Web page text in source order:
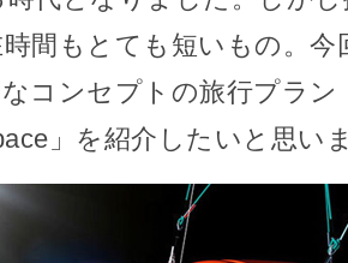
間もとても短いもの。今
コンセプトの旅行プラン
」を紹介したいと思い